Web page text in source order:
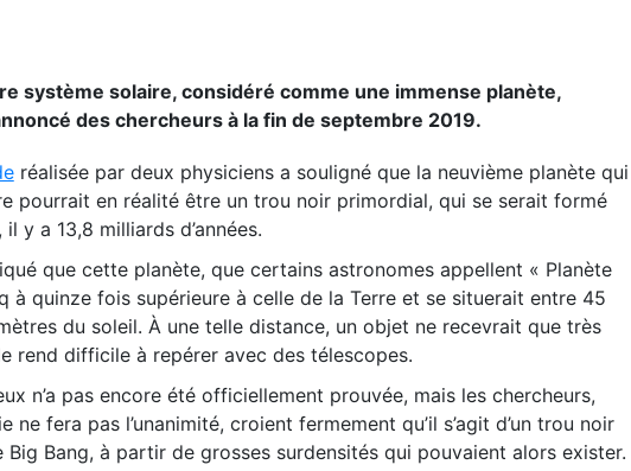
système solaire, considéré comme une immense planète,
des chercheurs à la fin de septembre 2019.
réalisée par deux physiciens a souligné que la neuvième planète qui
pourrait en réalité être un trou noir primordial, qui se serait formé
y a 13,8 milliards d’années.
que cette planète, que certains astronomes appellent « Planète
à quinze fois supérieure à celle de la Terre et se situerait entre 45
du soleil. À une telle distance, un objet ne recevrait que très
rend difficile à repérer avec des télescopes.
n’a pas encore été officiellement prouvée, mais les chercheurs,
ne fera pas l’unanimité, croient fermement qu’il s’agit d’un trou noir
Big Bang, à partir de grosses surdensités qui pouvaient alors exister.